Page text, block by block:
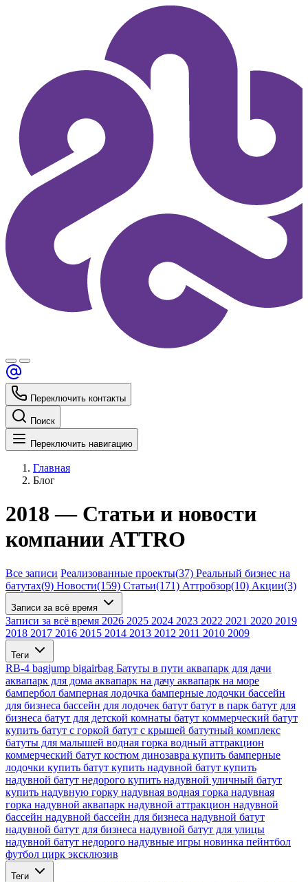
Переключить контакты
Поиск
Переключить навигацию
Главная
Блог
2018 — Статьи и новости
компании ATTRO
Все записи Реализованные проекты(37) Реальный бизнес на
батутах(9) Новости(159) Статьи(171) Аттробзор(10) Акции(3)
Записи за всё время
Записи за всё время 2026 2025 2024 2023 2022 2021 2020 2019
2018 2017 2016 2015 2014 2013 2012 2011 2010 2009
Теги
RB-4 bagjump bigairbag Батуты в пути аквапарк для дачи
аквапарк для дома аквапарк на дачу аквапарк на море
бампербол бамперная лодочка бамперные лодочки бассейн
для бизнеса бассейн для лодочек батут батут в парк батут для
бизнеса батут для детской комнаты батут коммерческий батут
купить батут с горкой батут с крышей батутный комплекс
батуты для малышей водная горка водный аттракцион
коммерческий батут костюм динозавра купить бамперные
лодочки купить батут купить надувной батут купить
надувной батут недорого купить надувной уличный батут
купить надувную горку надувная водная горка надувная
горка надувной аквапарк надувной аттракцион надувной
бассейн надувной бассейн для бизнеса надувной батут
надувной батут для бизнеса надувной батут для улицы
надувной батут недорого надувные игры новинка пейнтбол
футбол цирк эксклюзив
Теги